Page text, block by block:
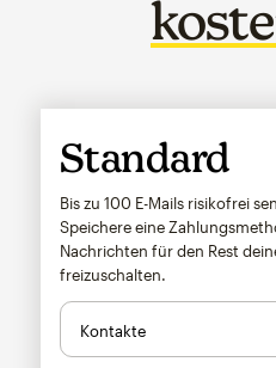
Standard
Bis zu 100 E-Mails risikofrei
Speichere eine
Nachrichten für den Rest
freizuschalten.
Kontakte